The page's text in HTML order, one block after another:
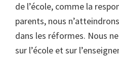
de l’école, comme la
parents, nous
dans les réformes. Nous
sur l’école et sur